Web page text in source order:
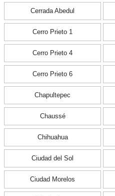
Cerrada Abedul
Cerro Prieto 1
Cerro Prieto 4
Cerro Prieto 6
Chapultepec
Chaussé
Chihuahua
Ciudad del Sol
Ciudad Morelos